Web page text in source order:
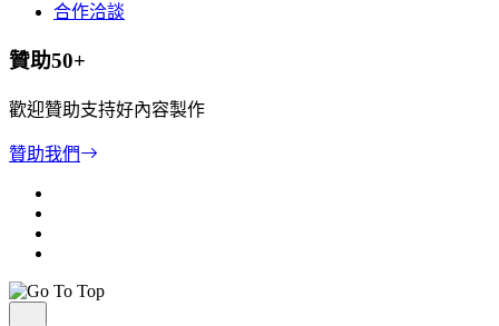
合作洽談
贊助50+
歡迎贊助支持好內容製作
贊助我們